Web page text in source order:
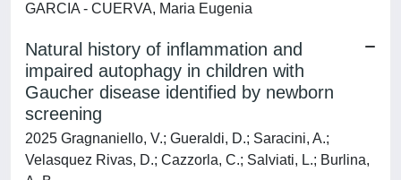
GARCIA - CUERVA, Maria Eugenia
Natural history of inflammation and
impaired autophagy in children with
Gaucher disease identified by newborn
screening
2025 Gragnaniello, V.; Gueraldi, D.; Saracini, A.;
Velasquez Rivas, D.; Cazzorla, C.; Salviati, L.; Burlina,